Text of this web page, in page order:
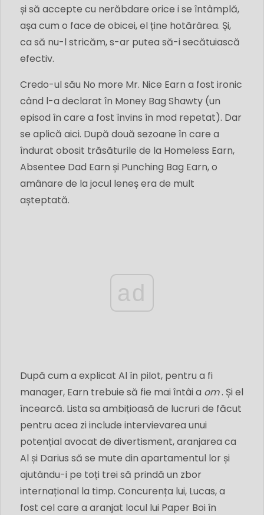
și să accepte cu nerăbdare orice i se întâmplă,
așa cum o face de obicei, el ține hotărârea. Și,
ca să nu-l stricăm, s-ar putea să-i secătuiască
efectiv.
Credo-ul său No more Mr. Nice Earn a fost ironic
când l-a declarat în Money Bag Shawty (un
episod în care a fost învins în mod repetat). Dar
se aplică aici. După două sezoane în care a
îndurat obosit trăsăturile de la Homeless Earn,
Absentee Dad Earn și Punching Bag Earn, o
amânare de la jocul leneș era de mult
așteptată.
ad
După cum a explicat Al în pilot, pentru a fi
manager, Earn trebuie să fie mai întâi a om. Și el
încearcă. Lista sa ambițioasă de lucruri de făcut
pentru acea zi include intervievarea unui
potențial avocat de divertisment, aranjarea ca
Al și Darius să se mute din apartamentul lor și
ajutându-i pe toți trei să prindă un zbor
internațional la timp. Concurența lui, Lucas, a
fost cel care a aranjat locul lui Paper Boi în